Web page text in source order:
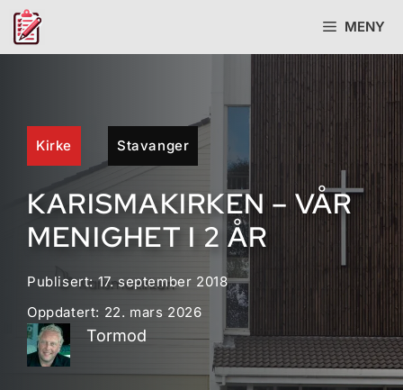
Hopp
MENY
Kirke Stavanger
KARISMAKIRKEN – VÅR
MENIGHET I 2 ÅR
Publisert:17. september 2018
Oppdatert: 22. mars 2026
Tormod